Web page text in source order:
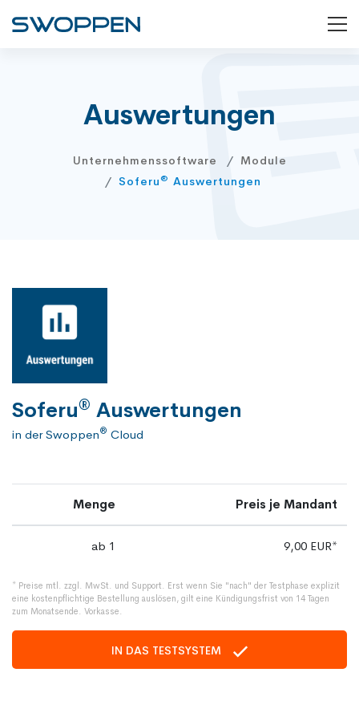
Auswertungen
Unternehmenssoftware
Module
Soferu® Auswertungen
Soferu® Auswertungen
in der Swoppen® Cloud
Menge Preis je Mandant
ab 1 9,00 EUR*
* Preise mtl. zzgl. MwSt. und Support. Erst wenn Sie "nach" der Testphase explizit
eine kostenpflichtige Bestellung auslösen, gilt eine Kündigungsfrist von 14 Tagen
zum Monatsende. Vorkasse.
IN DAS TESTSYSTEM